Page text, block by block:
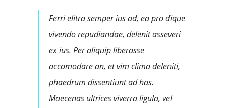
Ferri elitra semper ius ad, ea pro dique
vivendo repudiandae, delenit asseveri
ex ius. Per aliquip liberasse
accomodare an, et vim clima deleniti,
phaedrum dissentiunt ad has.
Maecenas ultrices viverra ligula, vel